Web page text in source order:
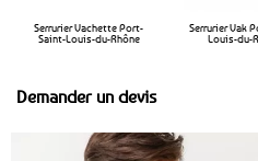
Serrurier Vachette Port-
Saint-Louis-du-Rhône
Serrurier Vak
Louis-du-
Demander un devis